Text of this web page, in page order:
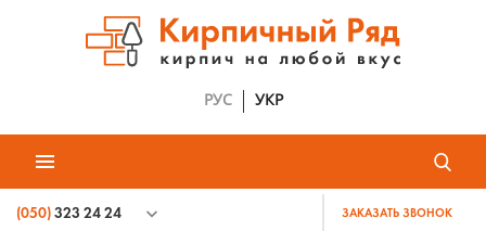
РУС УКР
(050) 323 24 24 ЗАКАЗАТЬ ЗВОНОК